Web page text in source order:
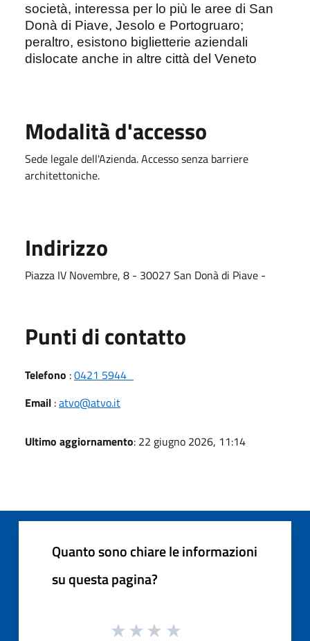
società, interessa per lo più le aree di San
Donà di Piave, Jesolo e Portogruaro;
peraltro, esistono biglietterie aziendali
dislocate anche in altre città del Veneto
Modalità d'accesso
Sede legale dell'Azienda. Accesso senza barriere
architettoniche.
Indirizzo
Piazza IV Novembre, 8 - 30027 San Donà di Piave -
Punti di contatto
Telefono :0421 5944
Email :atvo@atvo.it
Ultimo aggiornamento: 22 giugno 2026, 11:14
Quanto sono chiare le informazioni
su questa pagina?